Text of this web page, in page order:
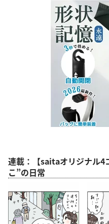
連載：【saitaオリジナル4
こ”の日常